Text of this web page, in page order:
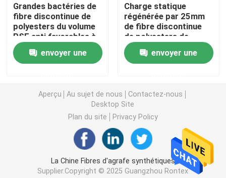
Fibre de polyester acoustique
Fibre de polyester colorée
Fibre de polyester conjuguée creuse de Siliconized
Fibre discontinue de polyesters conjuguée creuse
Fibre discontinue de polyesters de Vierge
Grandes bactéries de
fibre discontinue de
polyesters du volume
PSF anti favorables à
l'environnement
envoyer une
Charge statique
régénérée par 25mm
de fibre discontinue
de polyesters de
longueur anti pour
non-tisséenvoyer une
Aperçu Au sujet de nous
Contactez-nous
Desktop Site
Plan du site
Privacy Policy
La Chine Fibres d'agrafe synthétiques
Supplier.Copyright © 2025 Guangzhou Rontex